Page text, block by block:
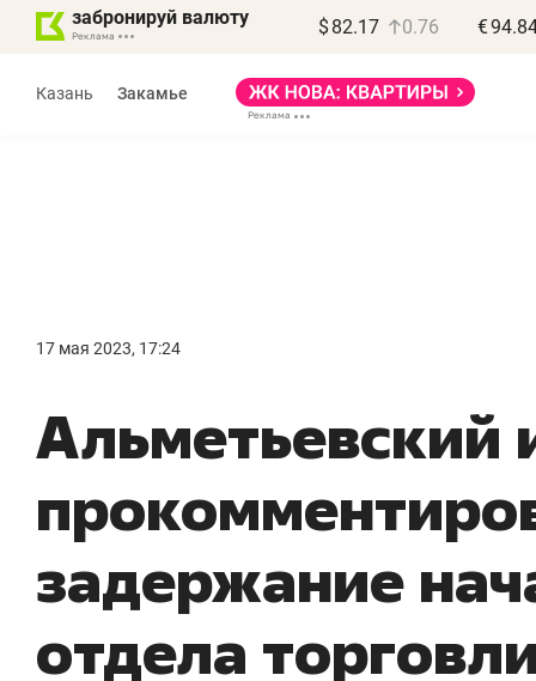
забронируй валюту $ 82.17 0.76 €
Казань Закамье
17 мая 2023, 17:24
Альметьевский
задержание
отдела
правил, бизнес может
потерять минимум
Как бизнесу выйти на зарубежные
чем интересен Оман?